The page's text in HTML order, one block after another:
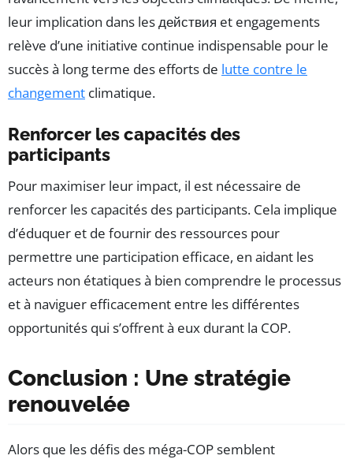
leur implication dans les действия et engagements
relève d’une initiative continue indispensable pour le
succès à long terme des efforts de lutte contre le
changement climatique.
Renforcer les capacités des
participants
Pour maximiser leur impact, il est nécessaire de
renforcer les capacités des participants. Cela implique
d’éduquer et de fournir des ressources pour
permettre une participation efficace, en aidant les
acteurs non étatiques à bien comprendre le processus
et à naviguer efficacement entre les différentes
opportunités qui s’offrent à eux durant la COP.
Conclusion : Une stratégie
renouvelée
Alors que les défis des méga-COP semblent